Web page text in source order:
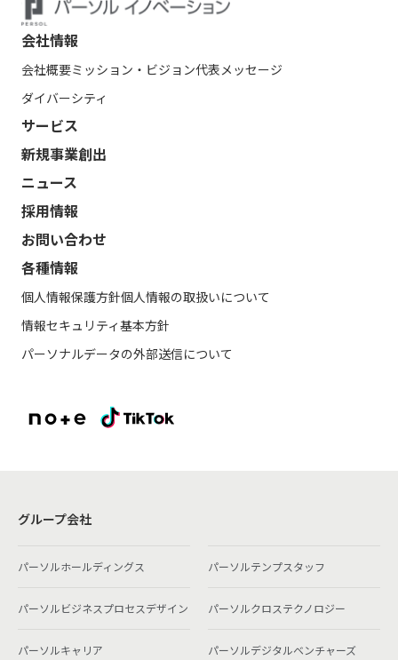
会社情報
会社概要ミッション・ビジョン代表メッセージ
ダイバーシティ
サービス
新規事業創出
ニュース
採用情報
お問い合わせ
各種情報
個人情報保護方針個人情報の取扱いについて
情報セキュリティ基本方針
パーソナルデータの外部送信について
グループ会社
パーソルホールディングス パーソルテンプスタッフ
パーソルビジネスプロセスデザイン パーソルクロステクノロジー
パーソルキャリア パーソルデジタルベンチャーズ